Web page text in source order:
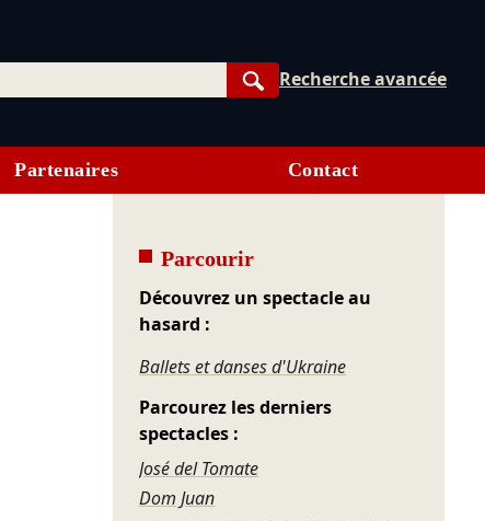
Rechercher
Recherche avancée
Partenaires Contact
Parcourir
Découvrez un spectacle au
hasard :
Ballets et danses d'Ukraine
Parcourez les derniers
spectacles :
José del Tomate
Dom Juan